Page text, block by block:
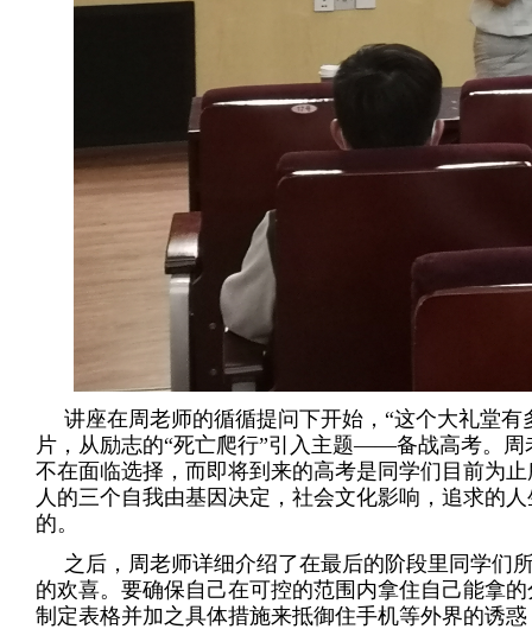
讲座在周老师的循循提问下开始，“这个大礼堂
片，从励志的“死亡爬行”引入主题——备战高考。
不在面临选择，而即将到来的高考是同学们目前为
人的三个自我由基因决定，社会文化影响，追求的
的。
之后，周老师详细介绍了在最后的阶段里同学们
的欢喜。要确保自己在可控的范围内拿住自己能拿
制定表格并加之具体措施来抵御住手机等外界的诱